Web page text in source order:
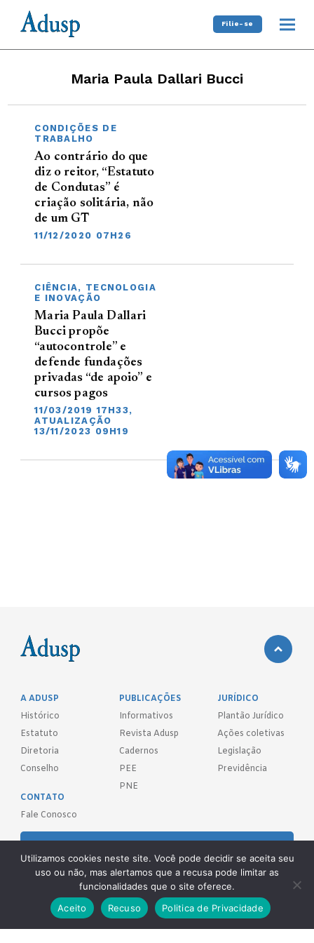
Filie-se
Maria Paula Dallari Bucci
CONDIÇÕES DE
TRABALHO
Ao contrário do que
diz o reitor, “Estatuto
de Condutas” é
criação solitária, não
de um GT
11/12/2020 07H26
CIÊNCIA, TECNOLOGIA
E INOVAÇÃO
Maria Paula Dallari
Bucci propõe
“autocontrole” e
defende fundações
privadas “de apoio” e
cursos pagos
11/03/2019 17H33,
ATUALIZAÇÃO
13/11/2023 09H19
A ADUSP
Histórico
Estatuto
Diretoria
Conselho
PUBLICAÇÕES
Informativos
Revista Adusp
Cadernos
PEE
PNE
JURÍDICO
Plantão Jurídico
Ações coletivas
Legislação
Previdência
CONTATO
Fale Conosco
REDES SOCIAIS
Utilizamos cookies neste site. Você pode decidir se aceita seu
uso ou não, mas alertamos que a recusa pode limitar as
funcionalidades que o site oferece.
Aceito
Recuso Politica de Privacidade